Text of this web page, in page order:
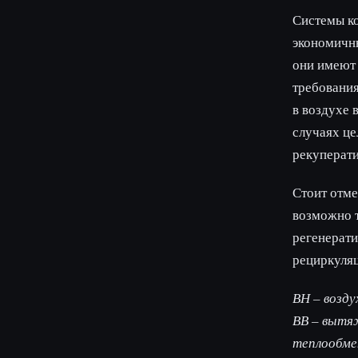
Системы
они имеют
в воздухе
случаях
Стоит
возможно
ВН –
ВВ –